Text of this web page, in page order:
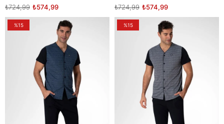
₺574,99
₺724,99 ₺574,99
₺724,99
%15 %15